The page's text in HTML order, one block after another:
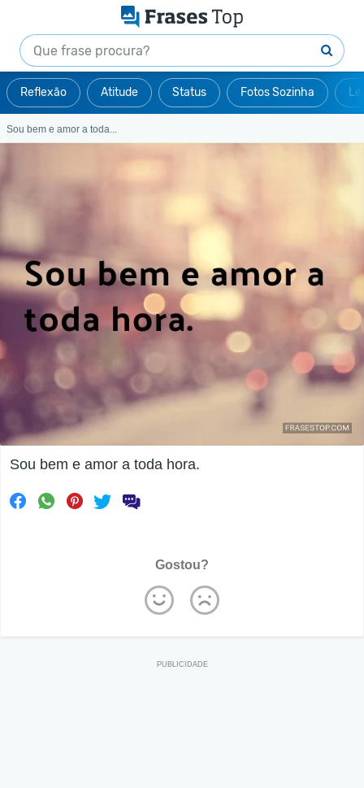
Reflexão Atitude Status Fotos Sozinha
Sou bem e amor a toda...
Sou bem e amor a toda hora.
Gostou?